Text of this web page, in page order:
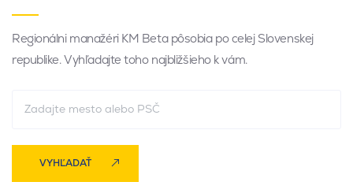
Regionálni manažéri KM Beta pôsobia po celej Slovenskej
republike. Vyhľadajte toho najbližšieho k vám.
VYHĽADAŤ